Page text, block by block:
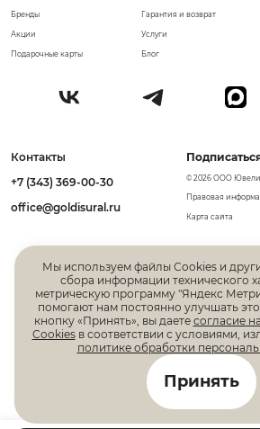
Бренды
Акции
Подарочные карты
Гарантия и возврат
Услуги
Блог
Контакты
+7 (343) 369-00-30
office@goldisural.ru
© 2026 ООО
Правовая
Карта сайта
Все права защищены.
данной странице, не является
Мы используем файлы Cookies и
сбора информации технического
метрическую программу "Яндекс
помогают нам постоянно улучшать
кнопку «Принять», вы даете согласие
Cookiesв соответствии с условиями,
политике обработки
Принять